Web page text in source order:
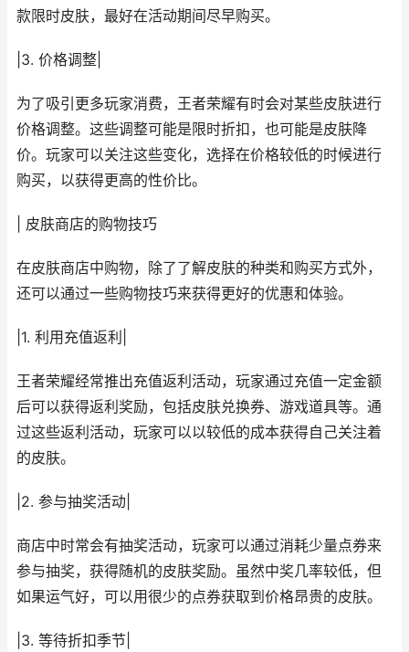
款限时皮肤，最好在活动期间尽早购买。
|3. 价格调整|
为了吸引更多玩家消费，王者荣耀有时会对某些皮肤进行
价格调整。这些调整可能是限时折扣，也可能是皮肤降
价。玩家可以关注这些变化，选择在价格较低的时候进行
购买，以获得更高的性价比。
| 皮肤商店的购物技巧
在皮肤商店中购物，除了了解皮肤的种类和购买方式外，
还可以通过一些购物技巧来获得更好的优惠和体验。
|1. 利用充值返利|
王者荣耀经常推出充值返利活动，玩家通过充值一定金额
后可以获得返利奖励，包括皮肤兑换券、游戏道具等。通
过这些返利活动，玩家可以以较低的成本获得自己关注着
的皮肤。
|2. 参与抽奖活动|
商店中时常会有抽奖活动，玩家可以通过消耗少量点券来
参与抽奖，获得随机的皮肤奖励。虽然中奖几率较低，但
如果运气好，可以用很少的点券获取到价格昂贵的皮肤。
|3. 等待折扣季节|